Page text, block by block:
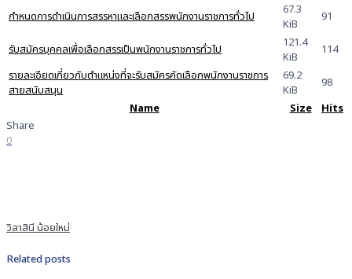
Name Size Hits
กำหนดการดำเนินการสรรหาและเลือกสรรพนักงานราชการทั่วไป
67.3
KiB
91
รับสมัครบุคคลเพื่อเลือกสรรเป็นพนักงานราชการทั่วไป
121.4
KiB
114
รายละเอียดเกี่ยวกับตำแหน่งที่จะรับสมัครคัดเลือกพนักงานราชการ
สายสนับสนุน
69.2
KiB
98
Share
0
วิลาสินี น้อยใหม่
Related posts